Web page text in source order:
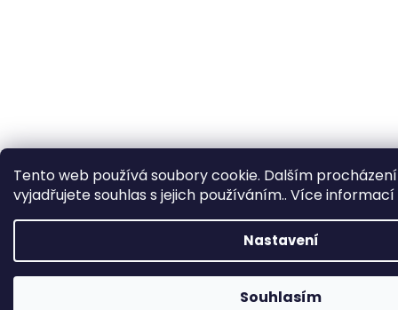
Tento web používá soubory cookie. Dalším
vyjadřujete souhlas s jejich používáním.. Více informací
Nastavení
Souhlasím